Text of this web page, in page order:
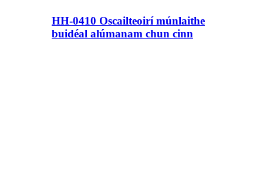
HH-0410 Oscailteoirí múnlaithe
buidéal alúmanam chun cinn